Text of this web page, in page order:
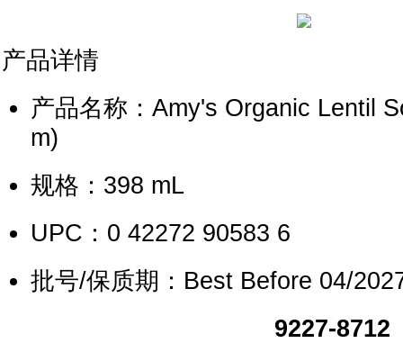
产品详情
产品名称：Amy's Organic Lentil
m)
规格：398 mL
UPC：0 42272 90583 6
批号/保质期：Best Before 04/
9227-